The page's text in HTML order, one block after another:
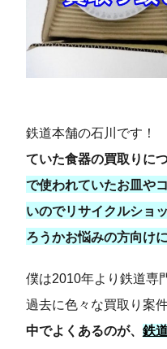
鉄道本舗の石川です！
ていた食器の買取りに
で使われていたお皿や
いのでリサイクルショ
ろうかお悩みの方向け
僕は2010年より鉄道専
過去に色々な買取り案
中でよくあるのが、 鉄